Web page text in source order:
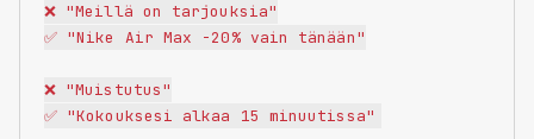
❌ "Meillä on tarjouksia"
✅ "Nike Air Max -20% vain tänään"
❌ "Muistutus"